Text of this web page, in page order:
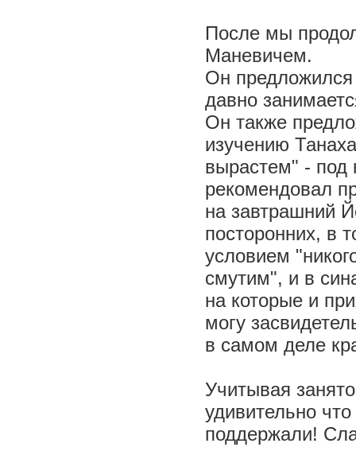
После мы
Маневичем.
Он предложился
давно
Он также
изучению
вырастем" - под
рекомендовал
на завтрашний
посторонних, в
условием
смутим", и в
на которые и
могу
в самом деле
Учитывая
удивительно
поддержали!